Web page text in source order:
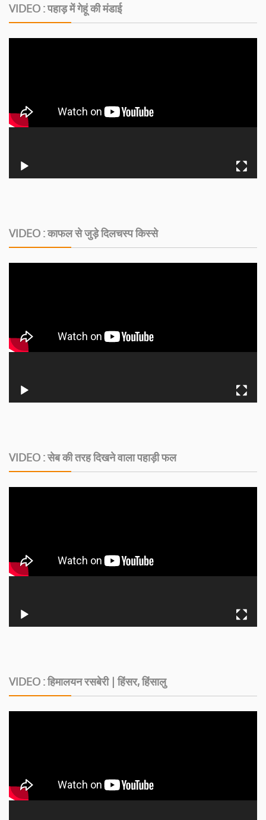
VIDEO : पहाड़ में गेहूं की मंडाई
VIDEO : काफल से जुड़े दिलचस्‍प किस्‍से
VIDEO : सेब की तरह दिखने वाला पहाड़ी फल
VIDEO : हिमालयन रसबेरी | हिंसर, हिंसालु